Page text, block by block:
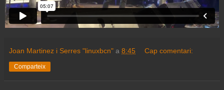
Joan Martinez i Serres "linuxbcn" a 8:45 Cap comentari:
Comparteix